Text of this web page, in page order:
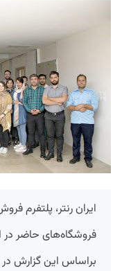
ایران‌ رنتر، پلتفرم